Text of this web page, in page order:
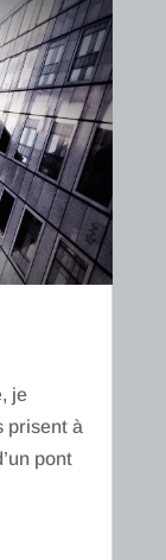
je
prisent à
pont